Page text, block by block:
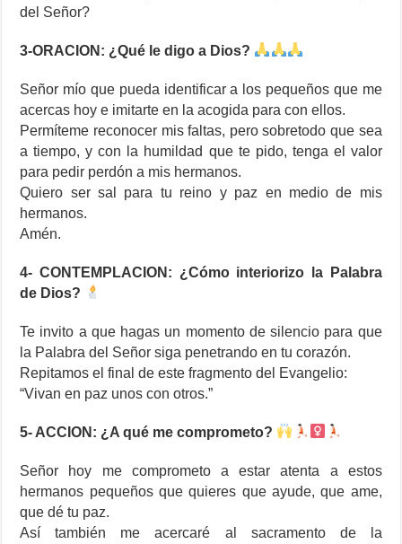
del Señor?
3-ORACION: ¿Qué le digo a Dios?
Señor mío que pueda identificar a los pequeños que me
acercas hoy e imitarte en la acogida para con ellos.
Permíteme reconocer mis faltas, pero sobretodo que sea
a tiempo, y con la humildad que te pido, tenga el valor
para pedir perdón a mis hermanos.
Quiero ser sal para tu reino y paz en medio de mis
hermanos.
Amén.
4- CONTEMPLACION: ¿Cómo interiorizo la Palabra
de Dios?
Te invito a que hagas un momento de silencio para que
la Palabra del Señor siga penetrando en tu corazón.
Repitamos el final de este fragmento del Evangelio:
“Vivan en paz unos con otros.”
5- ACCION: ¿A qué me comprometo?
Señor hoy me comprometo a estar atenta a estos
hermanos pequeños que quieres que ayude, que ame,
que dé tu paz.
Así también me acercaré al sacramento de la